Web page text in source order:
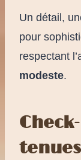
Un détail,
pour
respectant
modeste.